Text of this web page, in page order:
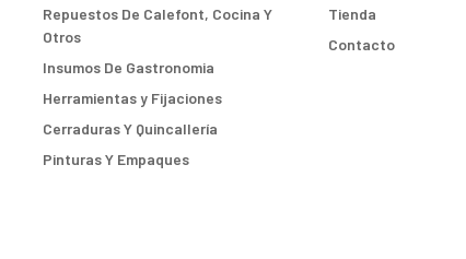
Repuestos De Calefont, Cocina Y
Otros
Insumos De Gastronomia
Herramientas y Fijaciones
Cerraduras Y Quincallería
Pinturas Y Empaques
Tienda
Contacto